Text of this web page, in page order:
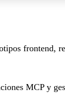
frontend,
MCP y